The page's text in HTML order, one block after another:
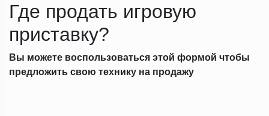
Где продать игровую
приставку?
Вы можете воспользоваться этой формой чтобы
предложить свою технику на продажу